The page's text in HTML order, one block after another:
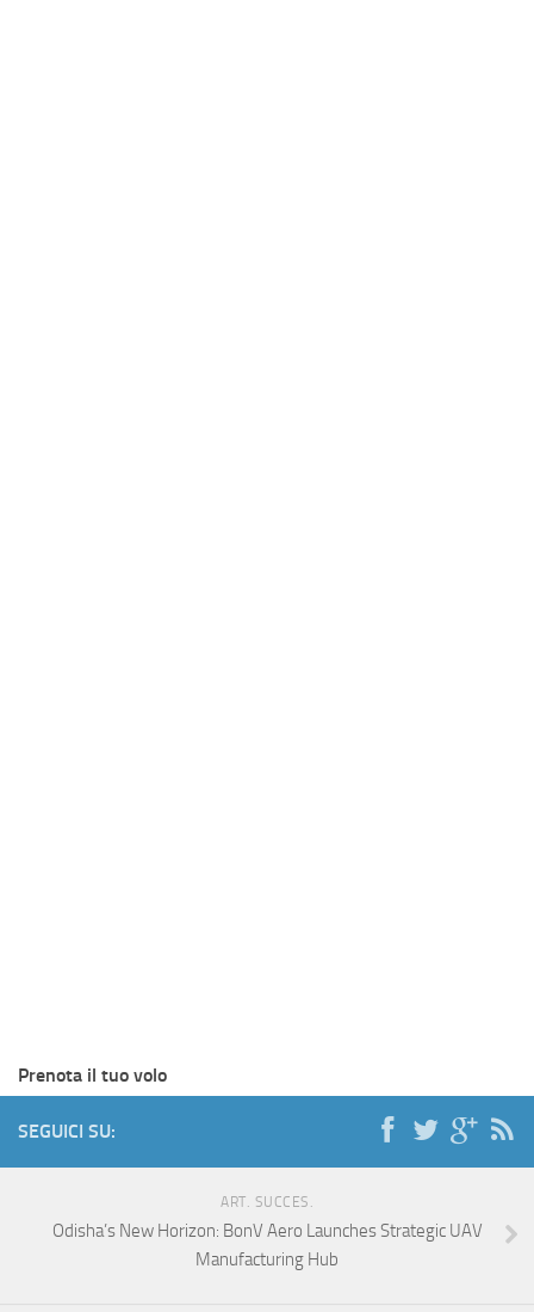
Prenota il tuo volo
SEGUICI SU:
ART. SUCCES.
Odisha’s New Horizon: BonV Aero Launches Strategic UAV
Manufacturing Hub